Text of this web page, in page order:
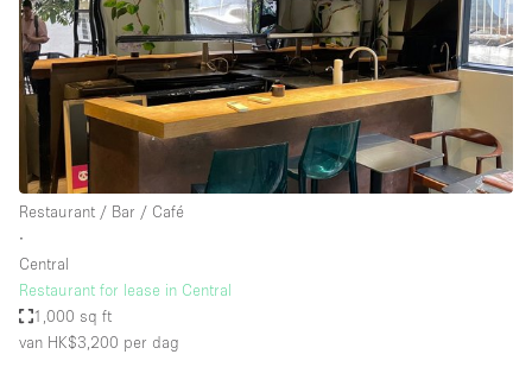
Restaurant / Bar / Café
∙
Central
Restaurant for lease in Central
1,000 sq ft
van HK$3,200 per dag